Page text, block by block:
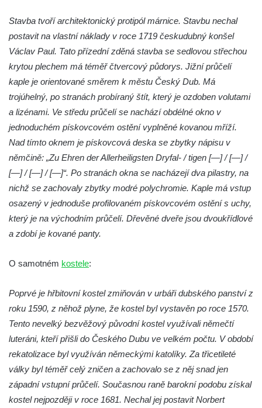
brána
Křížová cesta Římov – XI. kaple – Ježíš
haněn a tupen
Křížová cesta Římov – X. kaple – U
Křížová cesta Římov – IX. kaple – U
Křížová cesta Římov – VIII. kaple – Kristus
svázán a ze zahrady vyhnán
Křížová cesta Římov – VII. kaple – Políbení
Jidášovo
Křížová cesta Římov – VI. kaple – Olivetská
hora (Getsemanská zahrada)
Křížová cesta Římov – V. kaple – Smutná
Křížová cesta Římov – III. kaple – Stádní
brána
Křížová cesta Římov – II. kaple – Poslední
večeře Páně
Křížová cesta Římov – I. kaple – Loučení
Ježíše s Pannou Marií
Márnice na hřbitově v Římově
Stavba tvoří architektonický protipól márnice. Stavbu nechal
postavit na vlastní náklady v roce 1719 českudubný konšel
Václav Paul. Tato přízední zděná stavba se sedlovou střechou
krytou plechem má téměř čtvercový půdorys. Jižní průčelí
kaple je orientované směrem k městu Český Dub. Má
trojúhelný, po stranách probíraný štít, který je ozdoben volutami
a lizénami. Ve středu průčelí se nachází obdélné okno v
jednoduchém pískovcovém ostění vyplněné kovanou mříží.
Nad tímto oknem je pískovcová deska se zbytky nápisu v
němčině: „Zu Ehren der Allerheiligsten Dryfal- / tigen [—] / [—] /
[—] / [—] / [—]“. Po stranách okna se nacházejí dva pilastry, na
nichž se zachovaly zbytky modré polychromie. Kaple má vstup
osazený v jednoduše profilovaném pískovcovém ostění s uchy,
který je na východním průčelí. Dřevěné dveře jsou dvoukřídlové
a zdobí je kované panty.
O samotném kostele:
Poprvé je hřbitovní kostel zmiňován v urbáři dubského panství z
roku 1590, z něhož plyne, že kostel byl vystavěn po roce 1570.
Tento nevelký bezvěžový původní kostel využívali němečtí
luteráni, kteří přišli do Českého Dubu ve velkém počtu. V období
rekatolizace byl využíván německými katolíky. Za třicetileté
války byl téměř celý zničen a zachovalo se z něj snad jen
západní vstupní průčelí. Současnou raně barokní podobu získal
kostel nejpozději v roce 1681. Nechal jej postavit Norbert